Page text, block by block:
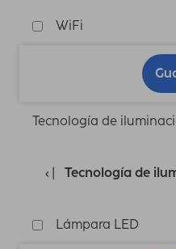
WiFi
Tecnología de
Tecnología de
Lámpara LED